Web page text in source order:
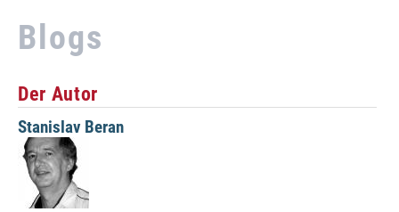
Blogs
Der Autor
Stanislav Beran